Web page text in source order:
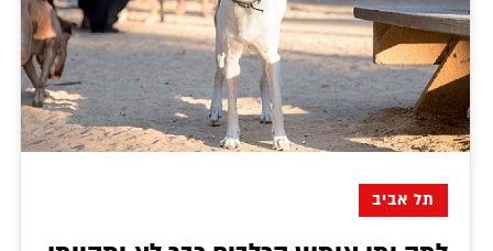
תל אביב